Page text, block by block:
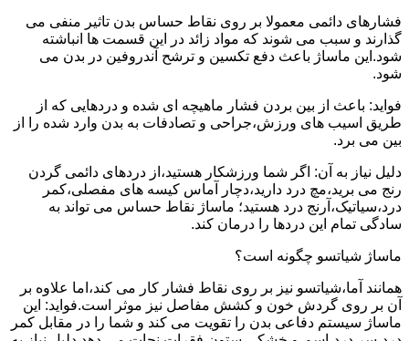
فشارهای دائمی معمولا بر روی نقاط حساس بدن تاثیر منفی می
گذارند و سبب می شوند که مواد زائد در این قسمت ها انباشته
شود.این ماساژ باعث دفع تکسین و ترشح آندروفین در بدن می
شود.
فواید: باعث از بین بردن فشار ماهیچه ای شده و دردهایی که از
طریق اسیب های ورزش،جراحی و تصادفات به بدن وارد شده را از
بین می برد.
دلیل نیاز به آن: اگر شما ورزشکار هستید،از دردهای دائمی گردن
رنج می برید،مچ درد دارید،دچار آماس کیسه های مفصلی،کمر
درد،سیاتیک،آرنج درد هستید؛ ماساژ نقاط حساس می تواند به
سادگی تمام این دردها را درمان کند.
ماساژ شیاتسو چگونه است؟
همانند آما،شیاتسو نیز بر روی نقاط فشار کار می کند،اما علاوه بر
آن بر روی گردش خون و کشش مفاصل نیز موثر است.فواید: این
ماساژ سیستم دفاعی بدن را تقویت می کند و شما را در مقابل کمر